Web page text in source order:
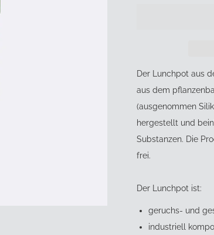
Der Lunchpot aus
aus dem
(ausgenommen
hergestellt und
Substanzen. Die
frei.
Der Lunchpot ist:
geruchs- und
industriell